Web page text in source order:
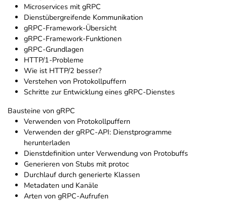
Microservices mit gRPC
Dienstübergreifende Kommunikation
gRPC-Framework-Übersicht
gRPC-Framework-Funktionen
gRPC-Grundlagen
HTTP/1-Probleme
Wie ist HTTP/2 besser?
Verstehen von Protokollpuffern
Schritte zur Entwicklung eines gRPC-Dienstes
Bausteine von gRPC
Verwenden von Protokollpuffern
Verwenden der gRPC-API: Dienstprogramme
herunterladen
Dienstdefinition unter Verwendung von Protobuffs
Generieren von Stubs mit protoc
Durchlauf durch generierte Klassen
Metadaten und Kanäle
Arten von gRPC-Aufrufen